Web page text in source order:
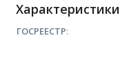
Характеристики
ГОСРЕЕСТР: